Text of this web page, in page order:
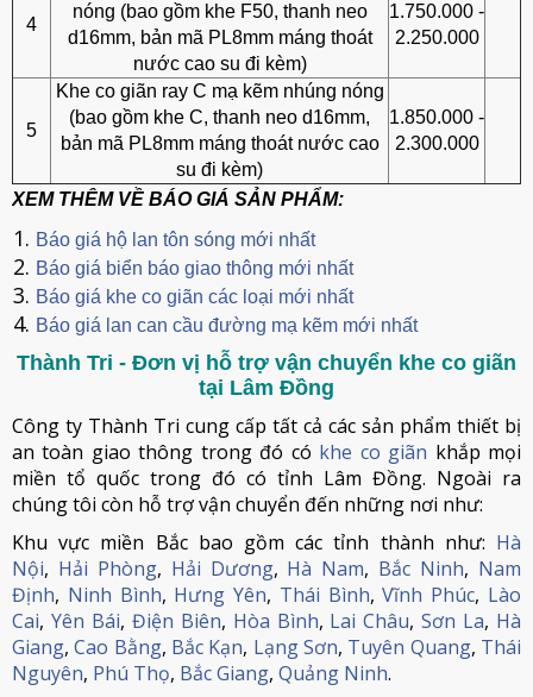
4
nóng (bao gồm khe F50, thanh neo
d16mm, bản mã PL8mm máng thoát
nước cao su đi kèm)
1.750.000 -
2.250.000
5
Khe co giãn ray C mạ kẽm nhúng nóng
(bao gồm khe C, thanh neo d16mm,
bản mã PL8mm máng thoát nước cao
su đi kèm)
1.850.000 -
2.300.000
XEM THÊM VỀ BÁO GIÁ SẢN PHẨM:
Báo giá hộ lan tôn sóng mới nhất
Báo giá biển báo giao thông mới nhất
Báo giá khe co giãn các loại mới nhất
Báo giá lan can cầu đường mạ kẽm mới nhất
Thành Tri - Đơn vị hỗ trợ vận chuyển khe co giãn
tại Lâm Đồng
Công ty Thành Tri cung cấp tất cả các sản phẩm thiết bị
an toàn giao thông trong đó có khe co giãn khắp mọi
miền tổ quốc trong đó có tỉnh Lâm Đồng. Ngoài ra
chúng tôi còn hỗ trợ vận chuyển đến những nơi như:
Khu vực miền Bắc bao gồm các tỉnh thành như: Hà
Nội, Hải Phòng, Hải Dương, Hà Nam, Bắc Ninh, Nam
Định, Ninh Bình, Hưng Yên, Thái Bình,Vĩnh Phúc, Lào
Cai, Yên Bái, Điện Biên, Hòa Bình, Lai Châu,Sơn La, Hà
Giang,Cao Bằng, Bắc Kạn, Lạng Sơn, Tuyên Quang, Thái
Nguyên, Phú Thọ, Bắc Giang, Quảng Ninh.